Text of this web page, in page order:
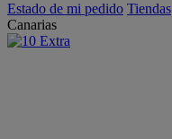
Estado de mi pedido Tiendas
Canarias